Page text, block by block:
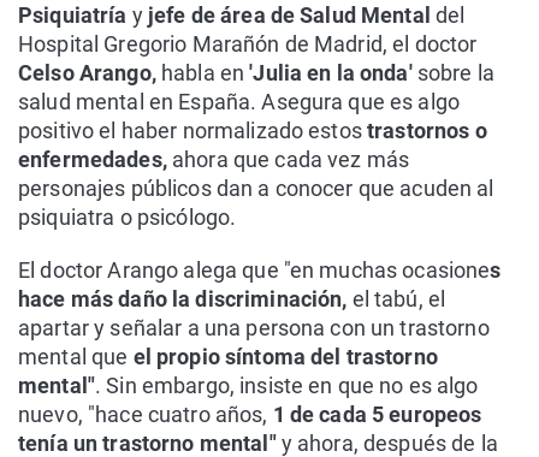
Psiquiatría y jefe de área de Salud Mental del
Hospital Gregorio Marañón de Madrid, el doctor
Celso Arango,habla en'Julia en la onda' sobre la
salud mental en España. Asegura que es algo
positivo el haber normalizado estostrastornos o
enfermedades, ahora que cada vez más
personajes públicos dan a conocer que acuden al
psiquiatra o psicólogo.
El doctor Arango alega que "en muchas ocasiones
hace más daño la discriminación, el tabú, el
apartar y señalar a una persona con un trastorno
mental que el propio síntoma del trastorno
mental". Sin embargo, insiste en que no es algo
nuevo, "hace cuatro años, 1 de cada 5 europeos
tenía un trastorno mental"y ahora, después de la